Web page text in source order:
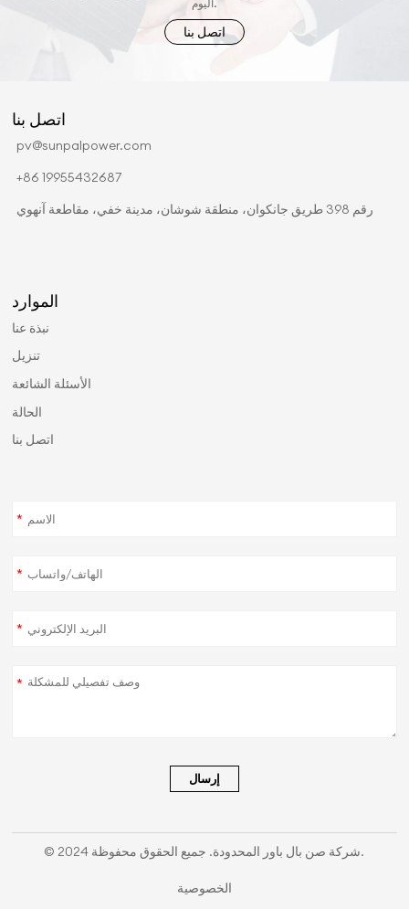
اليوم.
اتصل بنا
اتصل بنا
pv@sunpalpower.com
+86 19955432687
رقم 398 طريق جانكوان، منطقة شوشان، مدينة خفي، مقاطعة آنهوي
الموارد
نبذة عنا
تنزيل
الأسئلة الشائعة
الحالة
اتصل بنا
*
*
*
*
إرسال
© 2024 شركة صن بال باور المحدودة. جميع الحقوق محفوظة.
الخصوصية